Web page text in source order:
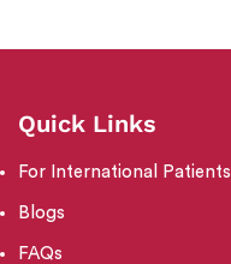
Quick Links
For International Patients
Blogs
FAQs